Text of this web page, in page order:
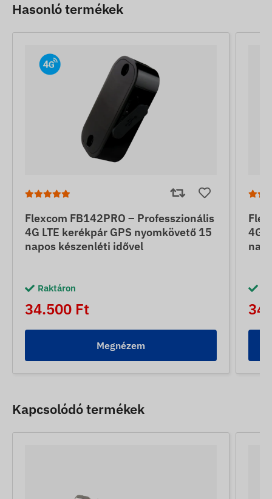
Hasonló termékek
Flexcom FB142PRO – Professzionális
4G LTE kerékpár GPS nyomkövető 15
napos készenléti idővel
Raktáron
34.500 Ft
Megnézem
4G
Kapcsolódó termékek